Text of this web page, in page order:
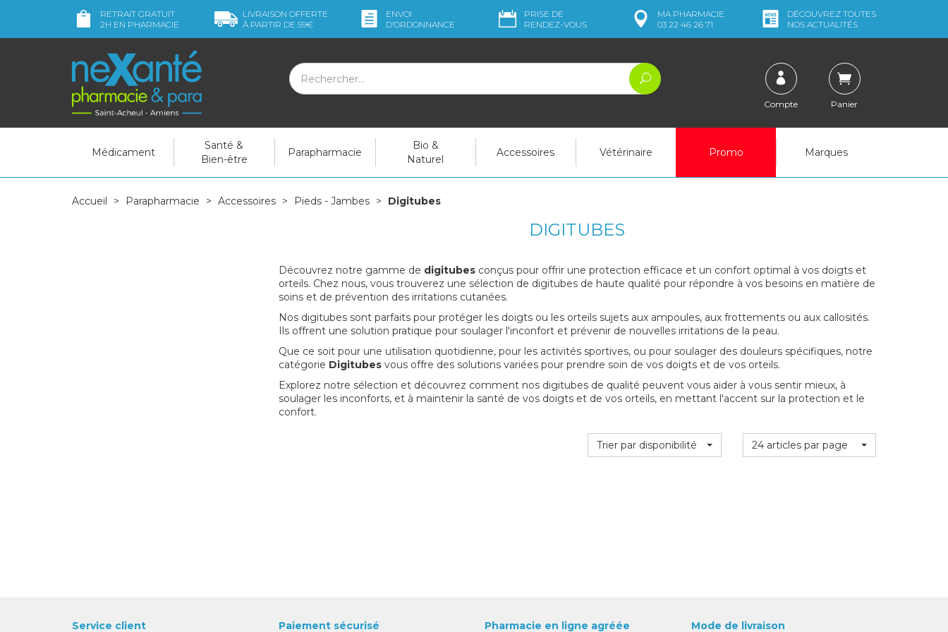
RETRAIT GRATUIT
2H EN PHARMACIE
LIVRAISON OFFERTE
À PARTIR DE 59€
ENVOI
D’ORDONNANCE
PRISE DE
RENDEZ-VOUS
MAPHARMACIE
03 22 46 26 71
DÉCOUVREZ TOUTES
NOS ACTUALITÉS
Compte Panier
Médicament
Santé &
Bien-être
Parapharmacie
Bio &
Naturel
Accessoires Vétérinaire Promo Marques
Accueil Parapharmacie Accessoires Pieds - Jambes Digitubes
DIGITUBES
Découvrez notre gamme de digitubesconçus pour offrir une protection efficace et un confort optimal à vos doigts et
orteils. Chez nous, vous trouverez une sélection de digitubes de haute qualité pour répondre à vos besoins en matière de
soins et de prévention des irritations cutanées.
Nos digitubes sont parfaits pour protéger les doigts ou les orteils sujets aux ampoules, aux frottements ou aux callosités.
Ils offrent une solution pratique pour soulager l'inconfort et prévenir de nouvelles irritations de la peau.
Que ce soit pour une utilisation quotidienne, pour les activités sportives, ou pour soulager des douleurs spécifiques, notre
catégorie Digitubesvous offre des solutions variées pour prendre soin de vos doigts et de vos orteils.
Explorez notre sélection et découvrez comment nos digitubes de qualité peuvent vous aider à vous sentir mieux, à
soulager les inconforts, et à maintenir la santé de vos doigts et de vos orteils, en mettant l'accent sur la protection et le
confort.
Trier par disponibilité 24 articles par page
Service client Paiement sécurisé Pharmacie en ligne agréée Mode de livraison